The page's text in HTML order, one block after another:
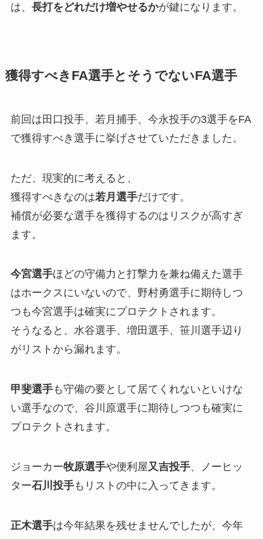
は、 長打をどれだけ増やせるかが鍵になります。
獲得すべきFA選手とそうでないFA選手
前回は田口投手、若月捕手、今永投手の3選手をFA
で獲得すべき選手に挙げさせていただきました。
ただ、現実的に考えると、
獲得すべきなのは若月選手だけです。
補償が必要な選手を獲得するのはリスクが高すぎ
ます。
今宮選手ほどの守備力と打撃力を兼ね備えた選手
はホークスにいないので、野村勇選手に期待しつ
つも今宮選手は確実にプロテクトされます。
そうなると、水谷選手、増田選手、笹川選手辺り
がリストから漏れます。
甲斐選手も守備の要として居てくれないといけな
い選手なので、谷川原選手に期待しつつも確実に
プロテクトされます。
ジョーカー牧原選手や便利屋又吉投手、ノーヒッ
ター石川投手もリストの中に入ってきます。
正木選手は今年結果を残せませんでしたが、今年